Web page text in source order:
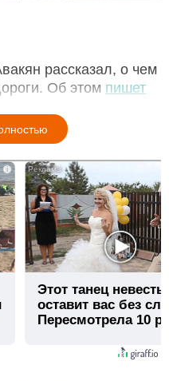
рассказал, о чем
Об этом пишет
i
Этот танец невесты
оставит вас без
Пересмотрела 10